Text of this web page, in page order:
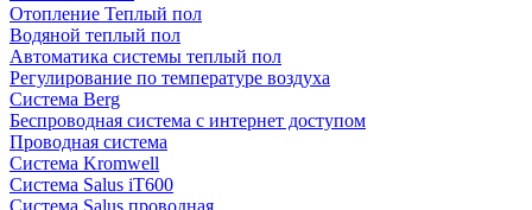
Отопление Теплый пол
Водяной теплый пол
Автоматика системы теплый пол
Регулирование по температуре воздуха
Система Berg
Беспроводная система с интернет доступом
Проводная система
Система Kromwell
Система Salus iT600
Система Salus проводная